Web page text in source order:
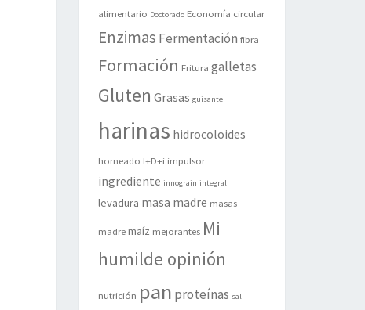
alimentario Doctorado Economía circular
Enzimas Fermentación fibra
Formación Fritura galletas
Gluten Grasas guisante
harinas hidrocoloides
horneado I+D+i impulsor
ingrediente innograin integral
levadura masa madre masas
madre maíz mejorantes Mi
humilde opinión
nutrición pan proteínas sal